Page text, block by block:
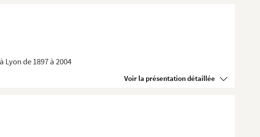
de 1897 à 2004
Voir la présentation détaillée